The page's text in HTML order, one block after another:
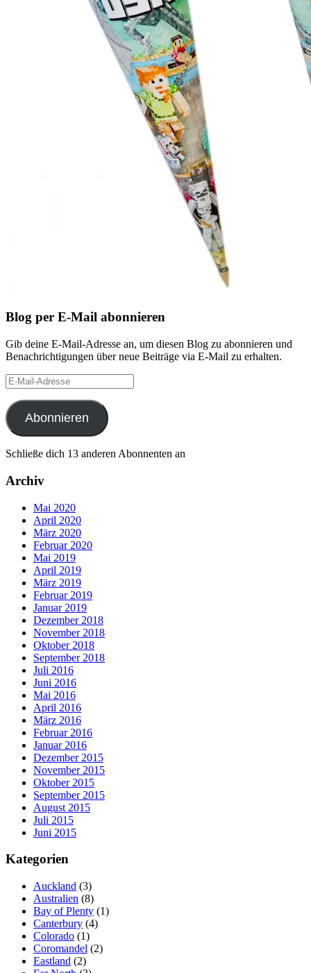
Blog per E-Mail abonnieren
Gib deine E-Mail-Adresse an, um diesen Blog zu abonnieren und
Benachrichtigungen über neue Beiträge via E-Mail zu erhalten.
E-
Mail-
Adresse
Abonnieren
Schließe dich 13 anderen Abonnenten an
Archiv
Mai 2020
April 2020
März 2020
Februar 2020
Mai 2019
April 2019
März 2019
Februar 2019
Januar 2019
Dezember 2018
November 2018
Oktober 2018
September 2018
Juli 2016
Juni 2016
Mai 2016
April 2016
März 2016
Februar 2016
Januar 2016
Dezember 2015
November 2015
Oktober 2015
September 2015
August 2015
Juli 2015
Juni 2015
Kategorien
Auckland (3)
Australien (8)
Bay of Plenty (1)
Canterbury (4)
Colorado (1)
Coromandel (2)
Eastland (2)